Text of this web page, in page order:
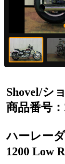
Shovel/シ
商品番号：
ハーレー
1200 Low